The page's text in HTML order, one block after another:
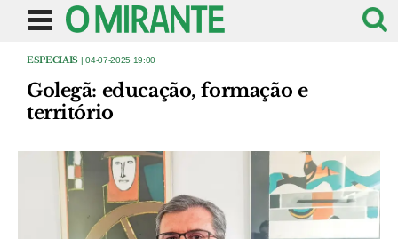
ESPECIAIS | 04-07-2025 19:00
Golegã: educação, formação e
território